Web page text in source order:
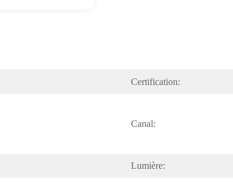
Certification:
Canal:
Lumière: